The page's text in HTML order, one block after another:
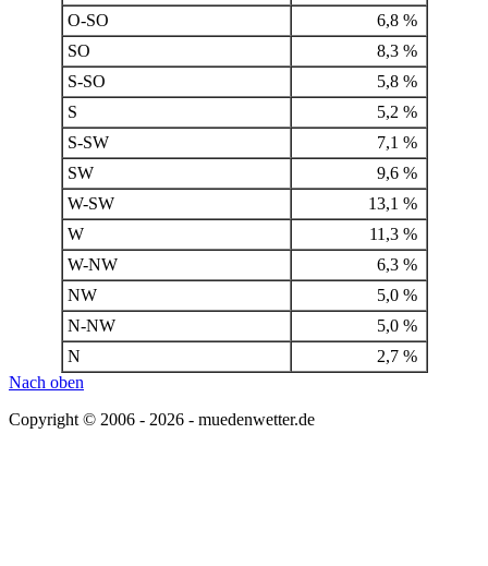
O-SO
6,8 %
SO
8,3 %
S-SO
5,8 %
S
5,2 %
S-SW
7,1 %
SW
9,6 %
W-SW
13,1 %
W
11,3 %
W-NW
6,3 %
NW
5,0 %
N-NW
5,0 %
N
2,7 %
Nach oben
Copyright © 2006 - 2026 - muedenwetter.de